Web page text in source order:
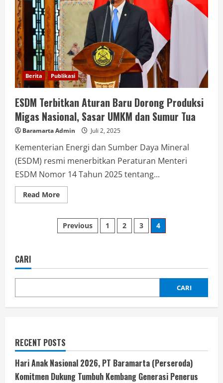
Berita Publikasi
ESDM Terbitkan Aturan Baru Dorong Produksi
Migas Nasional, Sasar UMKM dan Sumur Tua
Baramarta Admin Juli 2, 2025
Kementerian Energi dan Sumber Daya Mineral
(ESDM) resmi menerbitkan Peraturan Menteri
ESDM Nomor 14 Tahun 2025 tentang...
Read More
Previous 1 2 3 4
CARI
CARI
RECENT POSTS
Hari Anak Nasional 2026, PT Baramarta (Perseroda)
Komitmen Dukung Tumbuh Kembang Generasi Penerus